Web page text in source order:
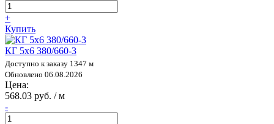
+
Купить
КГ 5х6 380/660-3
Доступно к заказу 1347 м
Обновлено 06.08.2026
Цена:
568.03 руб. / м
-